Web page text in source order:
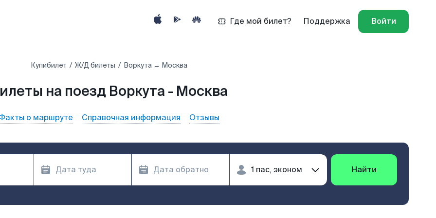
Где мой билет? Поддержка Войти
Купибилет Ж/Д билеты Воркута → Москва
на поезд Воркута - Москва
о маршруте Справочная информация Отзывы
Найти